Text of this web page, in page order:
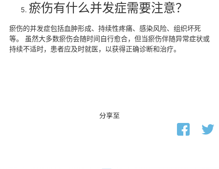
瘀伤有什么并发症需要注意？
瘀伤的并发症包括血肿形成、持续性疼痛、感染风险、组织坏死
等。 虽然大多数瘀伤会随时间自行愈合，但当瘀伤伴随异常症状或
持续不适时，患者应及时就医，以获得正确诊断和治疗。
分享至